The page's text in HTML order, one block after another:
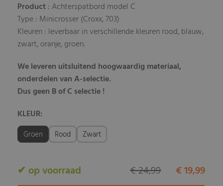
Product: Achterspatbord model C
Type : Minicrosser (Croxx, 703)
Kleuren : leverbaar in verschillende kleuren rood, blauw,
zwart, oranje, groen.
We leveren uitsluitend hoogwaardig materiaal,
onderdelen van A-selectie.
Dus geen B of C selectie !
KLEUR:
Groen Rood Zwart
✔ op voorraad € 19,99
€ 24,99